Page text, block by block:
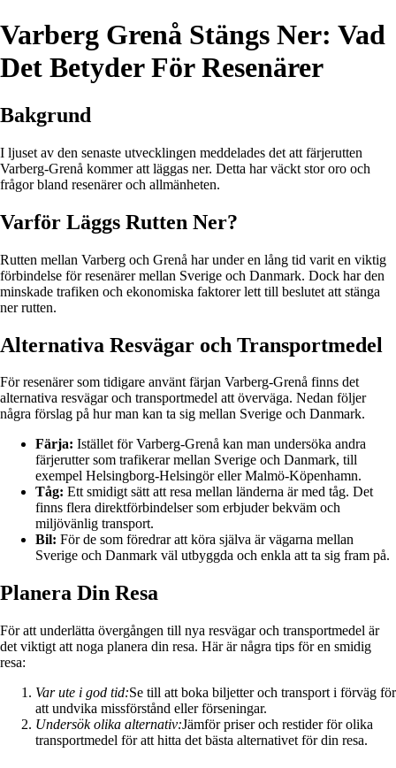
Varberg Grenå Stängs Ner: Vad
Det Betyder För Resenärer
Bakgrund
I ljuset av den senaste utvecklingen meddelades det att färjerutten
Varberg-Grenå kommer att läggas ner. Detta har väckt stor oro och
frågor bland resenärer och allmänheten.
Varför Läggs Rutten Ner?
Rutten mellan Varberg och Grenå har under en lång tid varit en viktig
förbindelse för resenärer mellan Sverige och Danmark. Dock har den
minskade trafiken och ekonomiska faktorer lett till beslutet att stänga
ner rutten.
Alternativa Resvägar och Transportmedel
För resenärer som tidigare använt färjan Varberg-Grenå finns det
alternativa resvägar och transportmedel att överväga. Nedan följer
några förslag på hur man kan ta sig mellan Sverige och Danmark.
Färja: Istället för Varberg-Grenå kan man undersöka andra
färjerutter som trafikerar mellan Sverige och Danmark, till
exempel Helsingborg-Helsingör eller Malmö-Köpenhamn.
Tåg: Ett smidigt sätt att resa mellan länderna är med tåg. Det
finns flera direktförbindelser som erbjuder bekväm och
miljövänlig transport.
Bil: För de som föredrar att köra själva är vägarna mellan
Sverige och Danmark väl utbyggda och enkla att ta sig fram på.
Planera Din Resa
För att underlätta övergången till nya resvägar och transportmedel är
det viktigt att noga planera din resa. Här är några tips för en smidig
resa:
Var ute i god tid:Se till att boka biljetter och transport i förväg för
att undvika missförstånd eller förseningar.
Undersök olika alternativ:Jämför priser och restider för olika
transportmedel för att hitta det bästa alternativet för din resa.